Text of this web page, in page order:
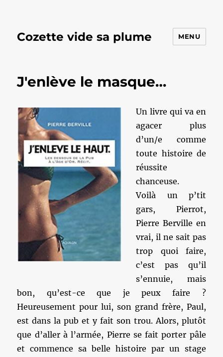
Cozette vide sa plume MENU
J'enlève le masque…
Un livre qui va en
agacer plus
d’un/e comme
toute histoire de
réussite
chanceuse.
Voilà un p’tit
gars, Pierrot,
Pierre Berville en
vrai, il ne sait pas
trop quoi faire,
c’est pas qu’il
s’ennuie, mais
bon, qu’est-ce que je peux faire ?
Heureusement pour lui, son grand frère, Paul,
est dans la pub et y fait son trou. Alors, plutôt
que d’aller à l’armée, Pierre se fait porter pâle
et commence sa belle histoire par un stage